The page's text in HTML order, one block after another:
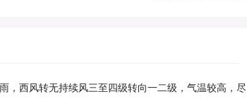
，西风转无持续风三至四级转向一二级，气温较高，尽